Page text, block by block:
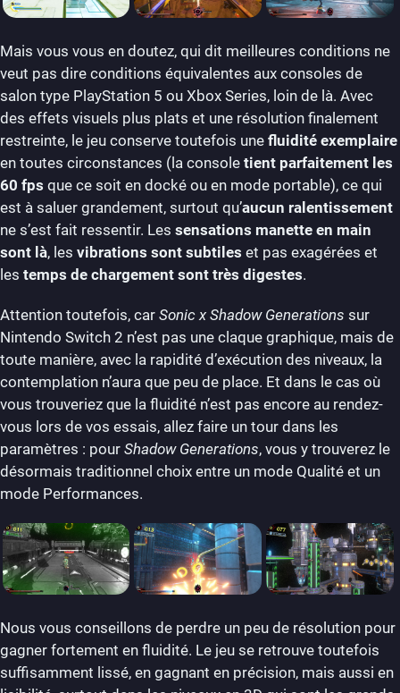
Mais vous vous en doutez, qui dit meilleures conditions ne
veut pas dire conditions équivalentes aux consoles de
salon type PlayStation 5 ou Xbox Series, loin de là. Avec
des effets visuels plus plats et une résolution finalement
restreinte, le jeu conserve toutefois une fluidité exemplaire
en toutes circonstances (la console tient parfaitement les
60 fps que ce soit en docké ou en mode portable), ce qui
est à saluer grandement, surtout qu’aucun ralentissement
ne s’est fait ressentir. Les sensations manette en main
sont là, les vibrations sont subtiles et pas exagérées et
les temps de chargement sont très digestes.
Attention toutefois, car Sonic x Shadow Generations sur
Nintendo Switch 2 n’est pas une claque graphique, mais de
toute manière, avec la rapidité d’exécution des niveaux, la
contemplation n’aura que peu de place. Et dans le cas où
vous trouveriez que la fluidité n’est pas encore au rendez-
vous lors de vos essais, allez faire un tour dans les
paramètres : pour Shadow Generations, vous y trouverez le
désormais traditionnel choix entre un mode Qualité et un
mode Performances.
Nous vous conseillons de perdre un peu de résolution pour
gagner fortement en fluidité. Le jeu se retrouve toutefois
suffisamment lissé, en gagnant en précision, mais aussi en